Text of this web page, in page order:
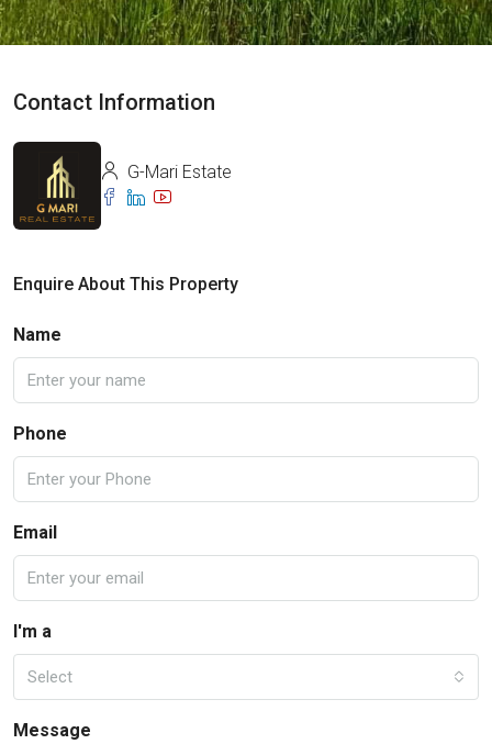
Contact Information
G-Mari Estate
Enquire About This Property
Name
Phone
Email
I'm a
Select
Message